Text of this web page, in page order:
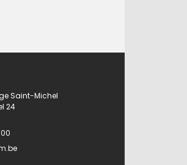
Saint-Michel
24